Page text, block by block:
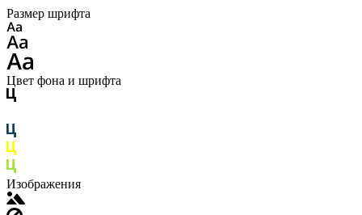
Размер шрифта
Цвет фона и шрифта
Изображения